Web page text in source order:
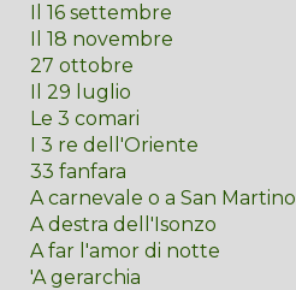
Il 16 settembre
Il 18 novembre
27 ottobre
Il 29 luglio
Le 3 comari
I 3 re dell'Oriente
33 fanfara
A carnevale o a San Martino
A destra dell'Isonzo
A far l'amor di notte
'A gerarchia